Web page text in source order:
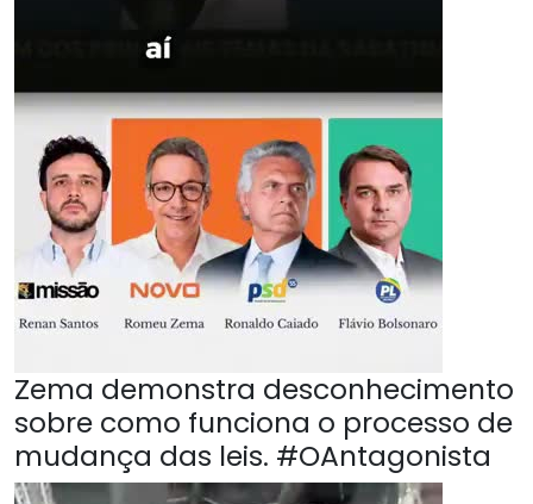
Zema demonstra desconhecimento
sobre como funciona o processo de
mudança das leis. #OAntagonista